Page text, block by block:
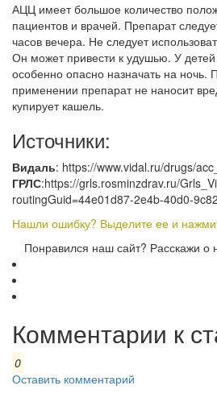
АЦЦ имеет большое количество
пациентов и врачей. Препарат
часов вечера. Не следует
Он может привести к удушью. У
особенно опасно назначать на ночь.
применении препарат не наносит
купирует кашель.
Источники:
Видаль: https://www.vidal.ru/drugs/
ГРЛС:https://grls.rosminzdrav.ru/
routingGuid=44e01d87-2e4b-40d0-
Нашли ошибку? Выделите ее и
Понравился наш сайт? Расскажи о
Комментарии к
0
Оставить комментарий